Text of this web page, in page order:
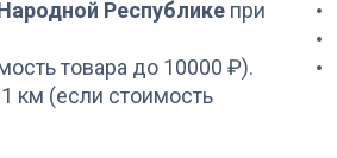
Республике при
товара до 10000 ₽).
км (если стоимость